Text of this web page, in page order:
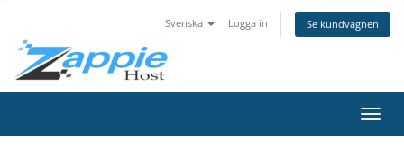
Svenska Logga in Se kundvagnen
Växla